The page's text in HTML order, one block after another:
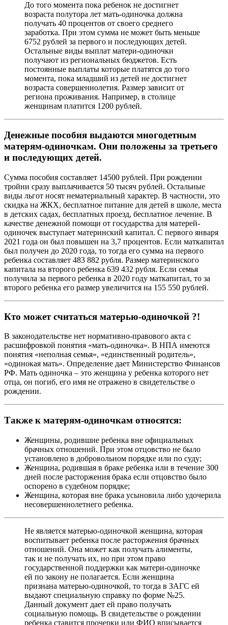
До того момента пока ребенок не достигнет
возраста полутора лет мать-одиночка должна
получать 40 процентов от своего среднего
заработка. При этом сумма не может быть меньше
6752 рублей за первого и последующих детей.
Остальные виды выплат матери-одиночки
получают из региональных бюджетов. Есть
постоянные выплаты которые платятся до того
момента, пока младший из детей не достигнет
возраста совершеннолетия. Размер зависит от
региона проживания. Например, в столице
женщинам платится 1200 рублей.
Денежные пособия выдаются многодетным
матерям-одиночкам. Они положены за третьего
и последующих детей.
Сумма пособия составляет 14500 рублей. При рождении
тройни сразу выплачивается 50 тысяч рублей. Остальные
виды льгот носят нематериальный характер. В частности, это
скидка на ЖКХ, бесплатное питание для детей в школе, места
в детских садах, бесплатных проезд, бесплатное лечение. В
качестве денежной помощи от государства для матерей-
одиночек выступает материнский капитал. С первого января
2021 года он был повышен на 3,7 процентов. Если маткапитал
был получен до 2020 года, то тогда его сумма на первого
ребенка составляет 483 882 рубля. Размер материнского
капитала на второго ребенка 639 432 рубля. Если семья
получила за первого ребенка в 2020 году маткапитал, то за
второго ребенка его размер увеличится на 155 550 рублей.
Кто может считаться матерью-одиночкой ?!
В законодательстве нет нормативно-правового акта с
расшифровкой понятия «мать-одиночка». В НПА имеются
понятия «неполная семья», «единственный родитель»,
«одинокая мать». Определение дает Министерство Финансов
РФ. Мать одиночка – это женщина у ребенка которого нет
отца, он погиб, его имя не отражено в свидетельстве о
рождении.
Также к матерям-одиночкам относятся:
Женщины, родившие ребенка вне официальных
брачных отношений. При этом отцовство не было
установлено в добровольном порядке или по суду;
Женщина, родившая в браке ребенка или в течение 300
дней после расторжения брака если отцовство было
оспорено в судебном порядке;
Женщина, которая вне брака усыновила либо удочерила
несовершеннолетнего ребенка.
Не является матерью-одиночкой женщина, которая
воспитывает ребенка после расторжения брачных
отношений. Она может как получать алименты,
так и не получать их, но при этом право
государственной поддержки как матери-одиночке
ей по закону не полагается. Если женщина
признана матерью-одиночкой, то тогда в ЗАГС ей
выдают специальную справку по форме №25.
Данный документ дает ей право получать
социальную помощь. В свидетельстве о рождении
ребенка ставится прочерки или ФИО вписывается